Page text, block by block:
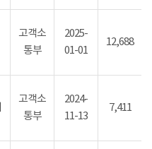
고객소
통부
2025-
01-01
12,688
고객소
통부
2024-
11-13
7,411